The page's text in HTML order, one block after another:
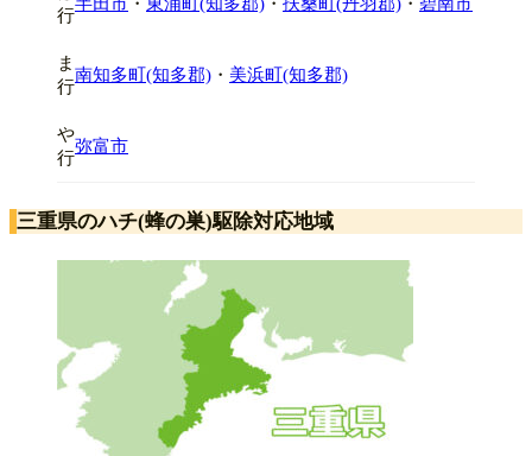
行
ま
行
南知多町(知多郡) ・ 美浜町(知多郡)
や
行
弥富市
三重県のハチ(蜂の巣)駆除対応地域